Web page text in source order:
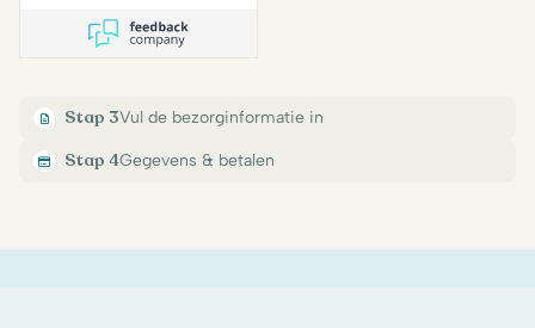
Stap 3Vul de bezorginformatie in
Stap 4Gegevens & betalen